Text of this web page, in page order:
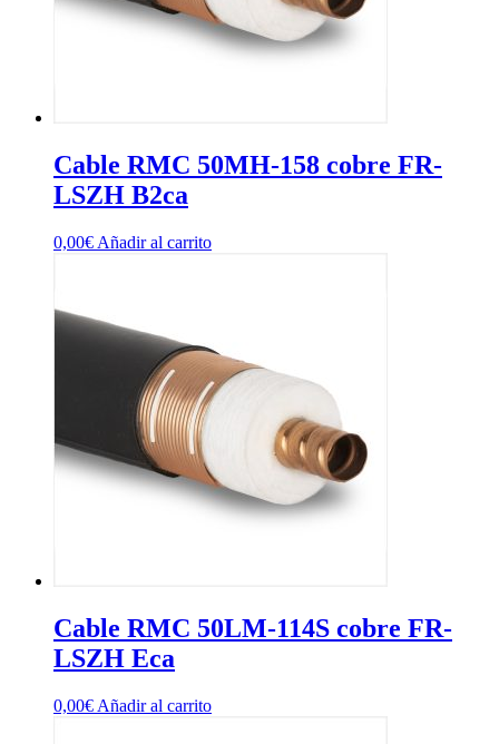
Cable RMC 50MH-158 cobre FR-
LSZH B2ca
0,00€ Añadir al carrito
Cable RMC 50LM-114S cobre FR-
LSZH Eca
0,00€ Añadir al carrito